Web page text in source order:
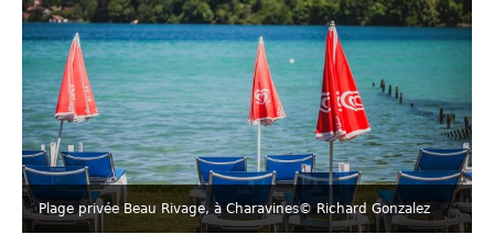
Plage privée Beau Rivage, à Charavines© Richard Gonzalez